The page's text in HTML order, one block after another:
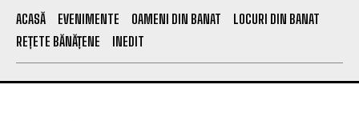
ACASĂ EVENIMENTE OAMENI DIN BANAT
LOCURI DIN BANAT
REȚETE BĂNĂȚENE
INEDIT